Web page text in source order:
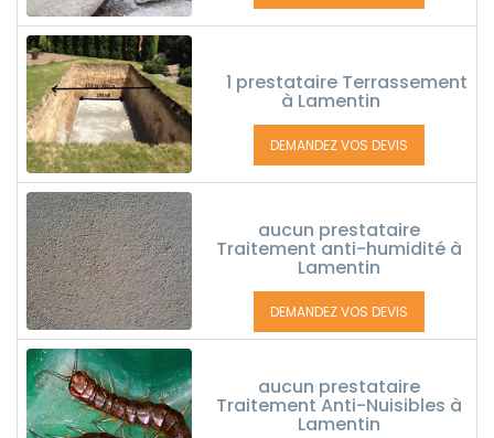
1 prestataire Terrassement
à Lamentin
DEMANDEZ VOS DEVIS
aucun prestataire
Traitement anti-humidité à
Lamentin
DEMANDEZ VOS DEVIS
aucun prestataire
Traitement Anti-Nuisibles à
Lamentin